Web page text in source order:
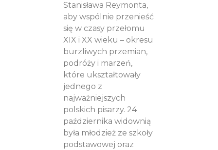
Stanisława Reymonta,
aby wspólnie przenieść
się w czasy przełomu
XIX i XX wieku – okresu
burzliwych przemian,
podróży i marzeń,
które ukształtowały
jednego z
najważniejszych
polskich pisarzy. 24
października widownią
była młodzież ze szkoły
podstawowej oraz